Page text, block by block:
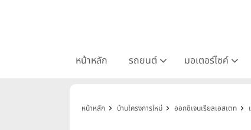
หน้าหลัก รถยนต์ มอเตอร์ไซค์
หน้าหลัก บ้านโครงการใหม่ ออกซิเจนเรียลเอสเตท